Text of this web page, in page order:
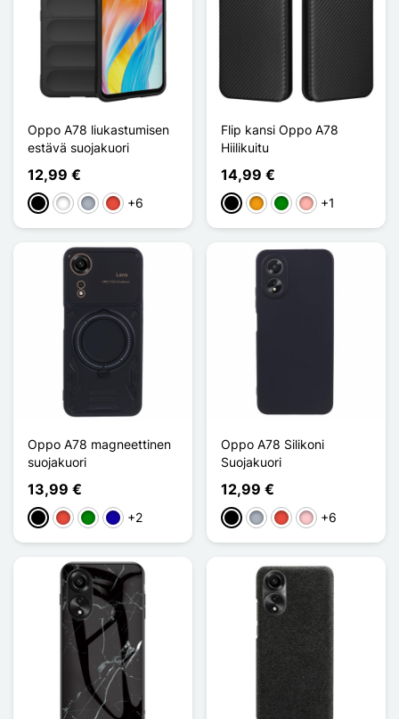
Oppo A78 liukastumisen
estävä suojakuori
12,99 €
MustaValkoinen
HarmaaPunainen
+6
Flip kansi Oppo A78
Hiilikuitu
14,99 €
MustaOranssiVihreäOr Rose
+1
Oppo A78 magneettinen
suojakuori
13,99 €
MustaPunainen
VihreäBleu Foncé
+2
Oppo A78 Silikoni
Suojakuori
12,99 €
MustaHarmaaPunainen
Pinkki
+6